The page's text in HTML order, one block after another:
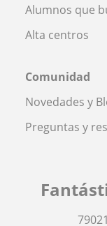
Alumnos que
Alta centros
Comunidad
Novedades y
Preguntas y